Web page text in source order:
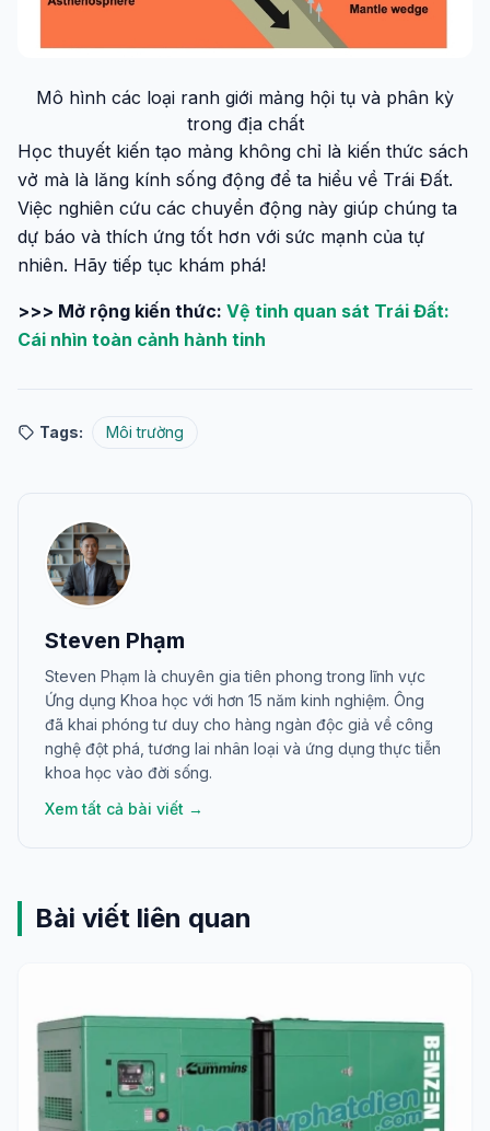
Mô hình các loại ranh giới mảng hội tụ và phân kỳ
trong địa chất
Học thuyết kiến tạo mảng không chỉ là kiến thức sách
vở mà là lăng kính sống động để ta hiểu về Trái Đất.
Việc nghiên cứu các chuyển động này giúp chúng ta
dự báo và thích ứng tốt hơn với sức mạnh của tự
nhiên. Hãy tiếp tục khám phá!
>>> Mở rộng kiến thức: Vệ tinh quan sát Trái Đất:
Cái nhìn toàn cảnh hành tinh
Tags: Môi trường
Steven Phạm
Steven Phạm là chuyên gia tiên phong trong lĩnh vực
Ứng dụng Khoa học với hơn 15 năm kinh nghiệm. Ông
đã khai phóng tư duy cho hàng ngàn độc giả về công
nghệ đột phá, tương lai nhân loại và ứng dụng thực tiễn
khoa học vào đời sống.
Xem tất cả bài viết →
Bài viết liên quan